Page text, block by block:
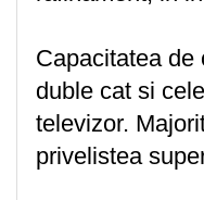
Capacitatea de
duble cat si
televizor.
privelistea